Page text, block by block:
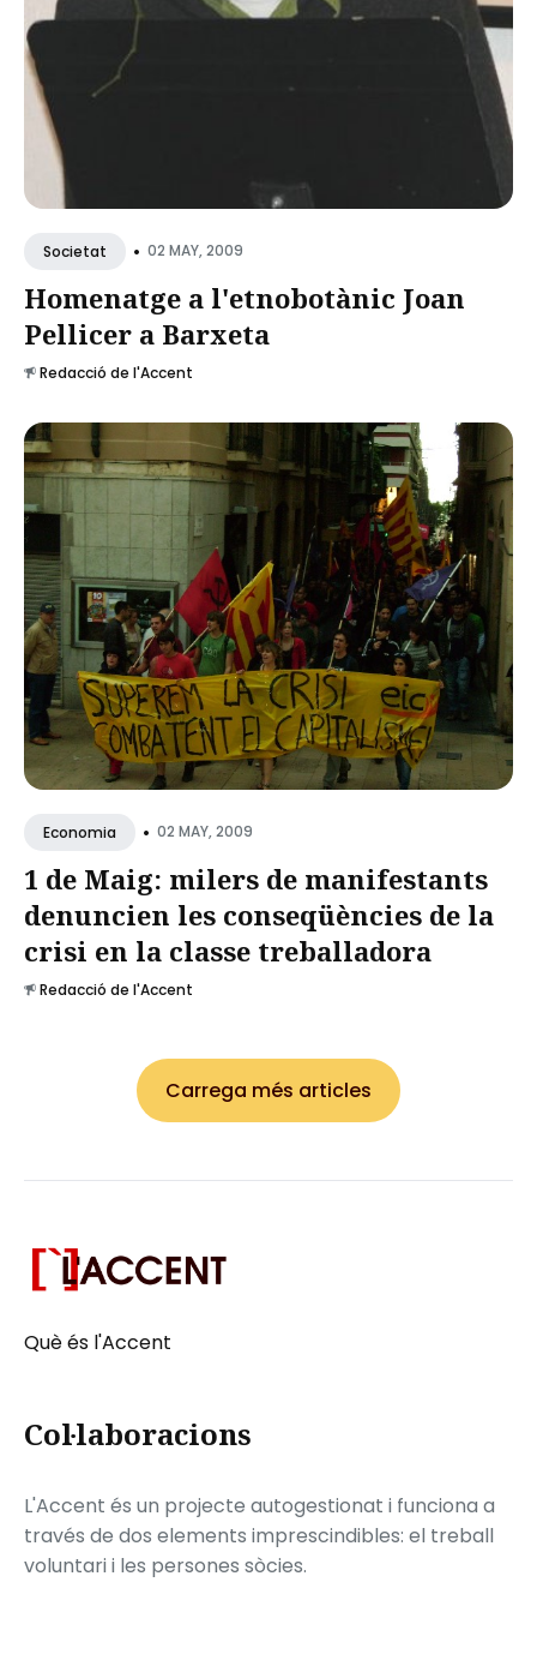
Societat • 02 MAY, 2009
Homenatge a l'etnobotànic Joan
Pellicer a Barxeta
Redacció de l'Accent
Economia • 02 MAY, 2009
1 de Maig: milers de manifestants
denuncien les conseqüències de la
crisi en la classe treballadora
Redacció de l'Accent
Carrega més articles
Què és l'Accent
Col·laboracions
L'Accent és un projecte autogestionat i funciona a
través de dos elements imprescindibles: el treball
voluntari i les persones sòcies.